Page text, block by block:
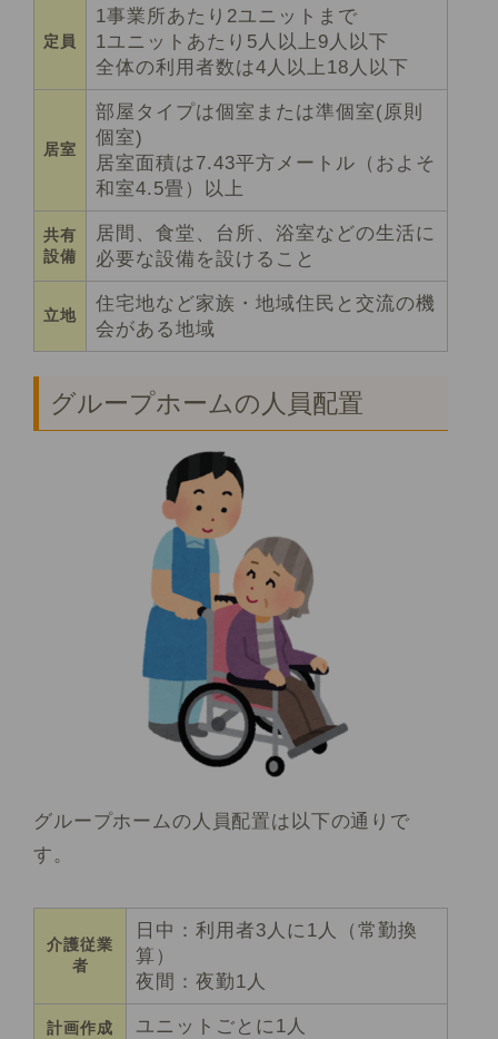
定員
1事業所あたり2ユニットまで
1ユニットあたり5人以上9人以下
全体の利用者数は4人以上18人以下
居室
部屋タイプは個室または準個室(原則
個室)
居室面積は7.43平方メートル（およそ
和室4.5畳）以上
共有
設備
居間、食堂、台所、浴室などの生活に
必要な設備を設けること
立地
住宅地など家族・地域住民と交流の機
会がある地域
グループホームの人員配置
グループホームの人員配置は以下の通りで
す。
介護従業
者
日中：利用者3人に1人（常勤換
算）
夜間：夜勤1人
計画作成
ユニットごとに1人